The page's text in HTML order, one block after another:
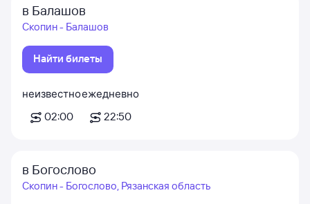
в Балашов
Скопин - Балашов
Найти билеты
неизвестно
02:00
ежедневно
22:50
в Богослово
Скопин - Богослово, Рязанская область